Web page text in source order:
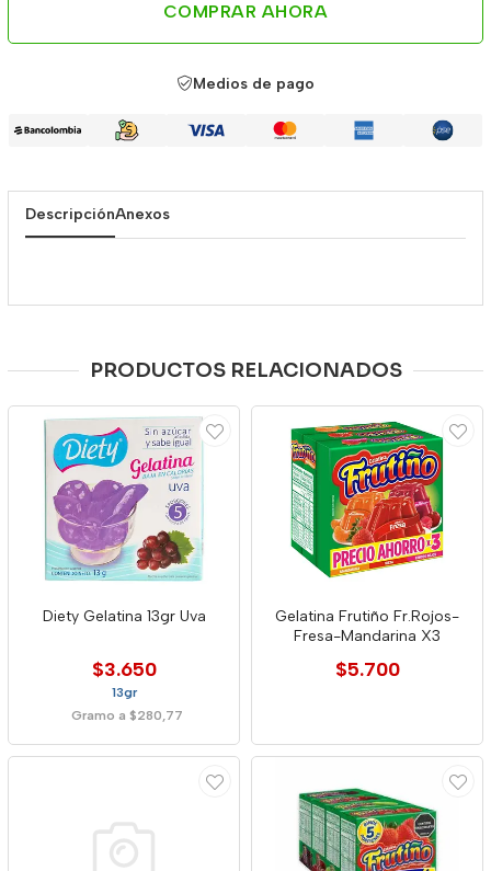
COMPRAR AHORA
Medios de pago
DescripciónAnexos
PRODUCTOS RELACIONADOS
Diety Gelatina 13gr Uva
$3.650
13gr
Gramo a $280,77
Gelatina Frutiño Fr.Rojos-
Fresa-Mandarina X3
$5.700